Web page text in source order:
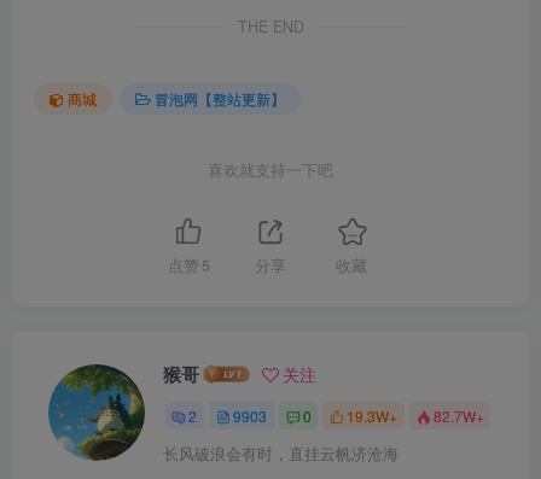
THE END
商城 冒泡网【整站更新】
喜欢就支持一下吧
点赞 5 分享 收藏
猴哥 关注
2 9903 0 19.3W+ 82.7W+
长风破浪会有时，直挂云帆济沧海